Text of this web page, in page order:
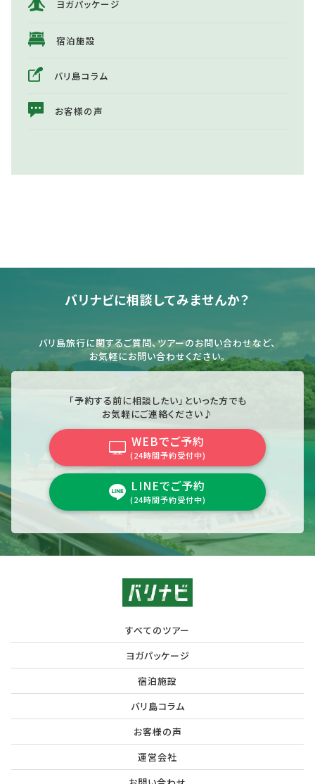
ヨガパッケージ
宿泊施設
バリ島コラム
お客様の声
バリナビに相談してみませんか？
バリ島旅行に関するご質問、ツアーのお問い合わせなど、
お気軽にお問い合わせください。
「予約する前に相談したい」といった方でも
お気軽にご連絡ください♪
WEBでご予約
(24時間予約受付中)
LINEでご予約
(24時間予約受付中)
すべてのツアー
ヨガパッケージ
宿泊施設
バリ島コラム
お客様の声
運営会社